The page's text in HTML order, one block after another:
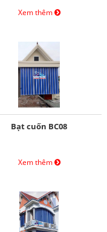
Xem thêm
Bạt cuốn BC08
Xem thêm